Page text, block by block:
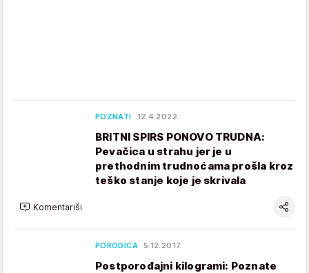
POZNATI 12.4.2022.
BRITNI SPIRS PONOVO TRUDNA:
Pevačica u strahu jer je u
prethodnim trudnoćama prošla kroz
teško stanje koje je skrivala
Komentariši
PORODICA 5.12.2017.
Postporođajni kilogrami: Poznate